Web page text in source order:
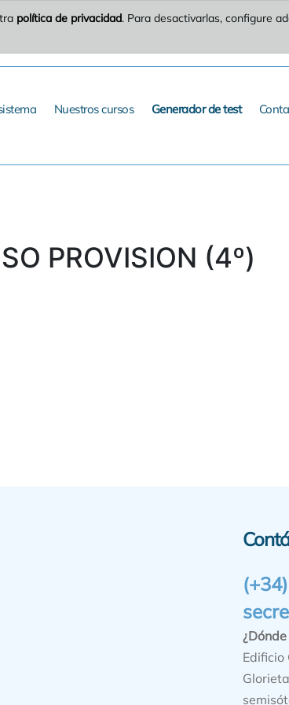
política de privacidad. Para desactivarlas, configure
Nuestros cursos Generador de test
PROVISION (4º)
Edificio